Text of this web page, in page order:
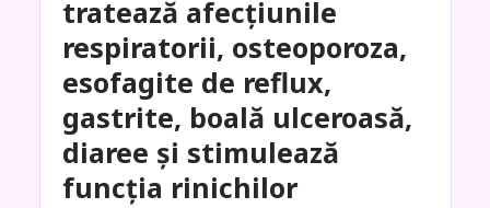
tratează afecţiunile
respiratorii, osteoporoza,
esofagite de reflux,
gastrite, boală ulceroasă,
diaree şi stimulează
funcţia rinichilor